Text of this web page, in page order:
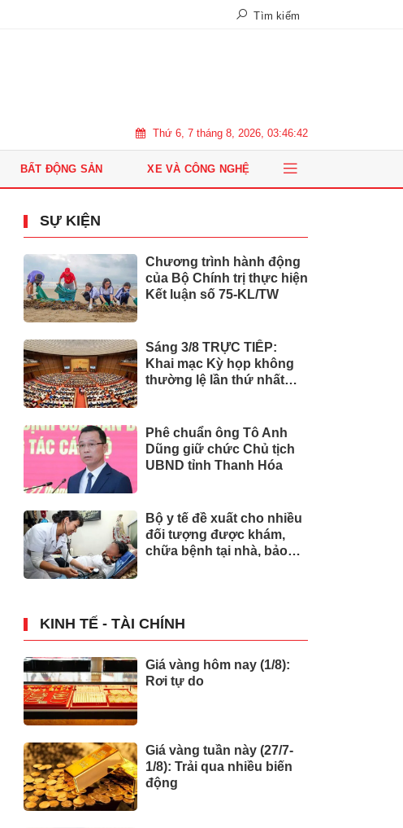
Tìm kiếm
Thứ 6, 7 tháng 8, 2026, 03:46:43
BẤT ĐỘNG SẢN XE VÀ CÔNG NGHỆ
SỰ KIỆN
Chương trình hành động
của Bộ Chính trị thực hiện
Kết luận số 75-KL/TW
Sáng 3/8 TRỰC TIẾP:
Khai mạc Kỳ họp không
thường lệ lần thứ nhất
Phê chuẩn ông Tô Anh
Dũng giữ chức Chủ tịch
UBND tỉnh Thanh Hóa
Bộ y tế đề xuất cho nhiều
đối tượng được khám,
chữa bệnh tại nhà, bảo
KINH TẾ - TÀI CHÍNH
Giá vàng hôm nay (1/8):
Rơi tự do
Giá vàng tuần này (27/7-
1/8): Trải qua nhiều biến
động